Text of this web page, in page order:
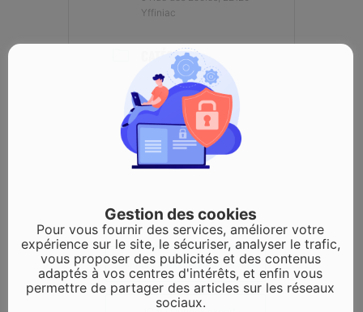
Yffiniac
CATÉGORIE
Evénements
culturels
+ Ajouter à mon Agenda Google
Gestion des cookies
Pour vous fournir des services, améliorer votre
expérience sur le site, le sécuriser, analyser le trafic,
vous proposer des publicités et des contenus
adaptés à vos centres d'intérêts, et enfin vous
permettre de partager des articles sur les réseaux
sociaux.